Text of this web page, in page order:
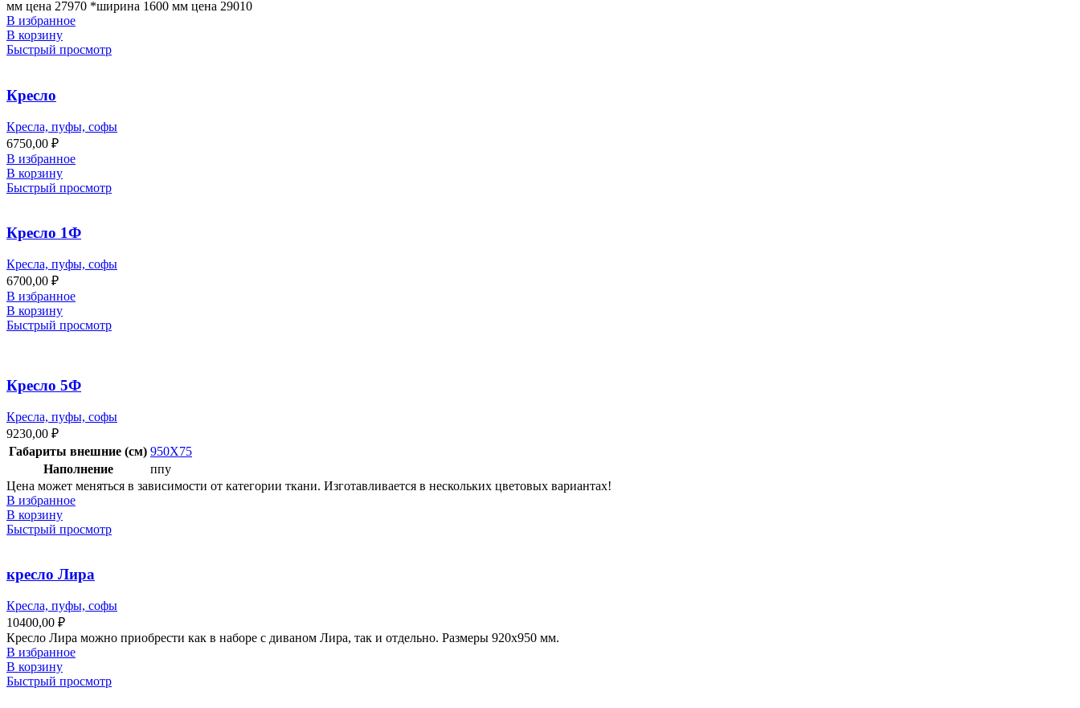
мм цена 27970 *ширина 1600 мм цена 29010
В избранное
В корзину
Быстрый просмотр
Кресло
Кресла, пуфы, софы
6750,00 ₽
В избранное
В корзину
Быстрый просмотр
Кресло 1Ф
Кресла, пуфы, софы
6700,00 ₽
В избранное
В корзину
Быстрый просмотр
Кресло 5Ф
Кресла, пуфы, софы
9230,00 ₽
Габариты внешние (см) 950X75
Наполнение
ппу
Цена может меняться в зависимости от категории ткани. Изготавливается в нескольких цветовых вариантах!
В избранное
В корзину
Быстрый просмотр
кресло Лира
Кресла, пуфы, софы
10400,00 ₽
Кресло Лира можно приобрести как в наборе с диваном Лира, так и отдельно. Размеры 920х950 мм.
В избранное
В корзину
Быстрый просмотр